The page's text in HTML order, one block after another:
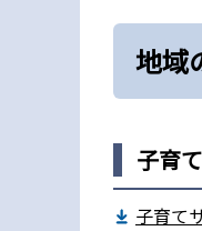
地域
子育
子育て